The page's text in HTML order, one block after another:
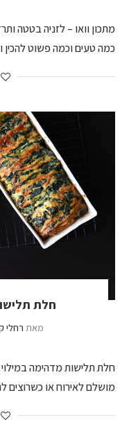
מתכון וואו – לזניה בטטה
כמה טעים וכמה פשוט
חלת
מאת רחלי
חלת תלישות מדהימה
מושלם לאירוח או